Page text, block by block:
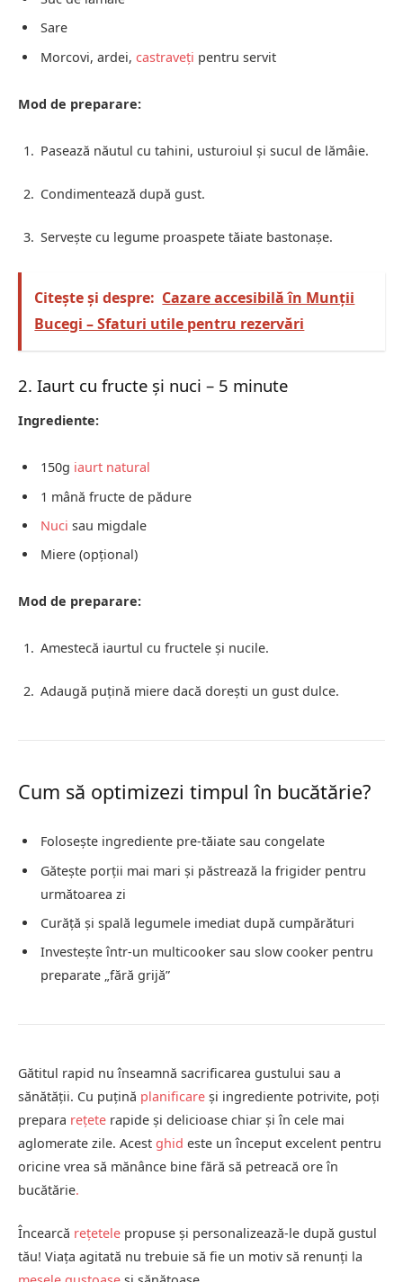
Sare
Morcovi, ardei, castraveți pentru servit
Mod de preparare:
Pasează năutul cu tahini, usturoiul și sucul de lămâie.
Condimentează după gust.
Servește cu legume proaspete tăiate bastonașe.
Citește și despre: Cazare accesibilă în Munții
Bucegi – Sfaturi utile pentru rezervări
2. Iaurt cu fructe și nuci – 5 minute
Ingrediente:
150g iaurt natural
1 mână fructe de pădure
Nuci sau migdale
Miere (opțional)
Mod de preparare:
Amestecă iaurtul cu fructele și nucile.
Adaugă puțină miere dacă dorești un gust dulce.
Cum să optimizezi timpul în bucătărie?
Folosește ingrediente pre-tăiate sau congelate
Gătește porții mai mari și păstrează la frigider pentru
următoarea zi
Curăță și spală legumele imediat după cumpărături
Investește într-un multicooker sau slow cooker pentru
preparate „fără grijă”
Gătitul rapid nu înseamnă sacrificarea gustului sau a
sănătății. Cu puțină planificare și ingrediente potrivite, poți
prepara rețete rapide și delicioase chiar și în cele mai
aglomerate zile. Acest ghid este un început excelent pentru
oricine vrea să mănânce bine fără să petreacă ore în
bucătărie.
Încearcă rețetele propuse și personalizează-le după gustul
tău! Viața agitată nu trebuie să fie un motiv să renunți la